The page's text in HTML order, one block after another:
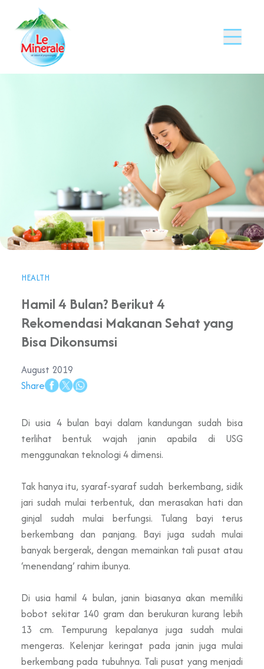
HEALTH
Hamil 4 Bulan? Berikut 4
Rekomendasi Makanan Sehat yang
Bisa Dikonsumsi
August 2019
Share
Di usia 4 bulan bayi dalam kandungan sudah bisa
terlihat bentuk wajah janin apabila di USG
menggunakan teknologi 4 dimensi.
Tak hanya itu, syaraf-syaraf sudah berkembang, sidik
jari sudah mulai terbentuk, dan merasakan hati dan
ginjal sudah mulai berfungsi. Tulang bayi terus
berkembang dan panjang. Bayi juga sudah mulai
banyak bergerak, dengan memainkan tali pusat atau
‘menendang’ rahim ibunya.
Di usia hamil 4 bulan, janin biasanya akan memiliki
bobot sekitar 140 gram dan berukuran kurang lebih
13 cm. Tempurung kepalanya juga sudah mulai
mengeras. Kelenjar keringat pada janin juga mulai
berkembang pada tubuhnya. Tali pusat yang menjadi